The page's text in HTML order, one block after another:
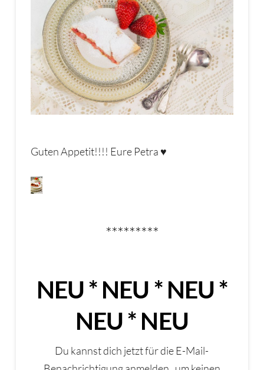
Guten Appetit!!!! Eure Petra ♥
*********
NEU * NEU * NEU *
NEU * NEU
Du kannst dich jetzt für die E-Mail-